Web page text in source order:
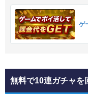
ゲ
無料で10連ガチャを